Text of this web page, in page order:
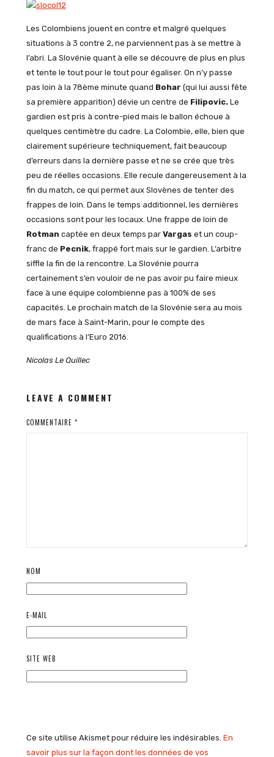
Les Colombiens jouent en contre et malgré quelques
situations à 3 contre 2, ne parviennent pas à se mettre à
l’abri. La Slovénie quant à elle se découvre de plus en plus
et tente le tout pour le tout pour égaliser. On n’y passe
pas loin à la 78ème minute quand Bohar (qui lui aussi fête
sa première apparition) dévie un centre de Filipovic. Le
gardien est pris à contre-pied mais le ballon échoue à
quelques centimètre du cadre. La Colombie, elle, bien que
clairement supérieure techniquement, fait beaucoup
d’erreurs dans la dernière passe et ne se crée que très
peu de réelles occasions. Elle recule dangereusement à la
fin du match, ce qui permet aux Slovènes de tenter des
frappes de loin. Dans le temps additionnel, les dernières
occasions sont pour les locaux. Une frappe de loin de
Rotman captée en deux temps parVargas et un coup-
franc de Pecnik, frappé fort mais sur le gardien. L’arbitre
siffle la fin de la rencontre. La Slovénie pourra
certainement s’en vouloir de ne pas avoir pu faire mieux
face à une équipe colombienne pas à 100% de ses
capacités. Le prochain match de la Slovénie sera au mois
de mars face à Saint-Marin, pour le compte des
qualifications à l’Euro 2016.
Nicolas Le Quillec
LEAVE A COMMENT
COMMENTAIRE *
NOM
E-MAIL
SITE WEB
Ce site utilise Akismet pour réduire les indésirables. En
savoir plus sur la façon dont les données de vos